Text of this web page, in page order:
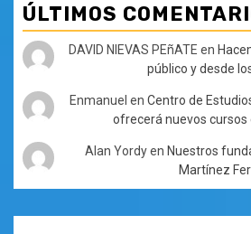
ÚLTIMOS
DAVID NIEVAS PEñATE en
público y desde
Enmanuel enCentro de
ofrecerá nuevos
Alan Yordyen Nuestros
Martínez